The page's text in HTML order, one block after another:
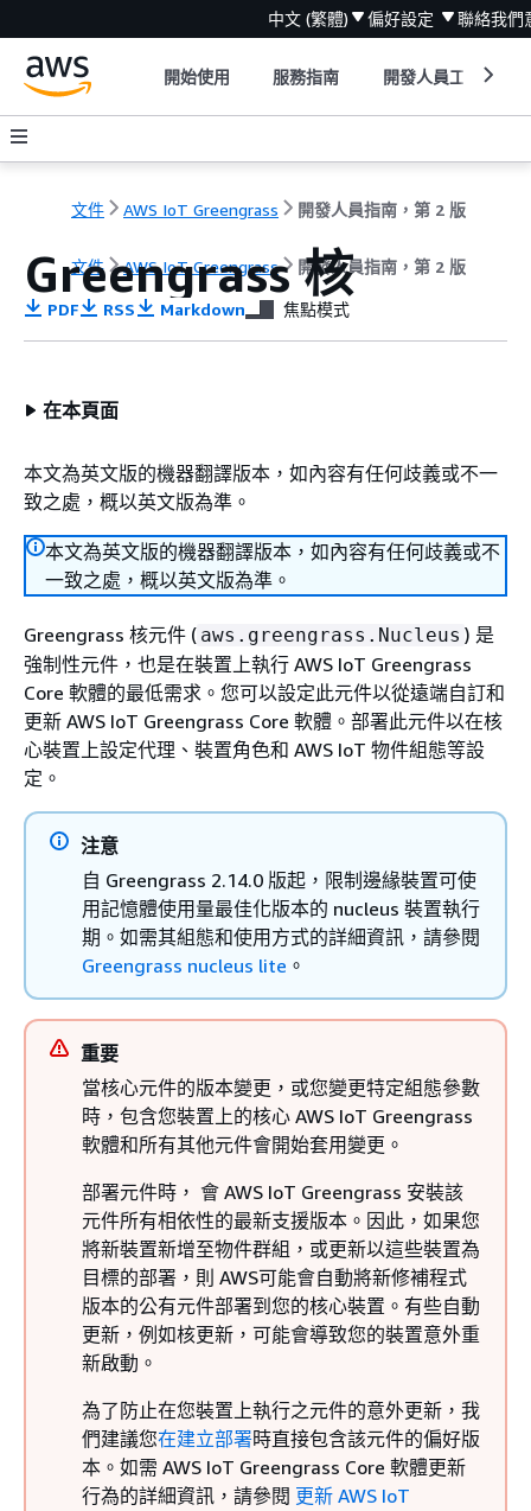
中文 (繁體) 偏好設定 聯絡我們
開始使用 服務指南 開發人員工具
文件 AWS IoT Greengrass 開發人員指南，第 2 版
文件 AWS IoT Greengrass 開發人員指南，第 2 版
Greengrass 核
PDF RSS Markdown 焦點模式
在本頁面
本文為英文版的機器翻譯版本，如內容有任何歧義或不一
致之處，概以英文版為準。
本文為英文版的機器翻譯版本，如內容有任何歧義或不
一致之處，概以英文版為準。
Greengrass 核元件 ( aws.greengrass.Nucleus ) 是
強制性元件，也是在裝置上執行 AWS IoT Greengrass
Core 軟體的最低需求。您可以設定此元件以從遠端自訂和
更新 AWS IoT Greengrass Core 軟體。部署此元件以在核
心裝置上設定代理、裝置角色和 AWS IoT 物件組態等設
定。
注意
自 Greengrass 2.14.0 版起，限制邊緣裝置可使
用記憶體使用量最佳化版本的 nucleus 裝置執行
期。如需其組態和使用方式的詳細資訊，請參閱
Greengrass nucleus lite 。
重要
當核心元件的版本變更，或您變更特定組態參數
時，包含您裝置上的核心 AWS IoT Greengrass
軟體和所有其他元件會開始套用變更。
部署元件時， 會 AWS IoT Greengrass 安裝該
元件所有相依性的最新支援版本。因此，如果您
將新裝置新增至物件群組，或更新以這些裝置為
目標的部署，則 AWS可能會自動將新修補程式
版本的公有元件部署到您的核心裝置。有些自動
更新，例如核更新，可能會導致您的裝置意外重
新啟動。
為了防止在您裝置上執行之元件的意外更新，我
們建議您在建立部署時直接包含該元件的偏好版
本。如需 AWS IoT Greengrass Core 軟體更新
行為的詳細資訊，請參閱 更新 AWS IoT